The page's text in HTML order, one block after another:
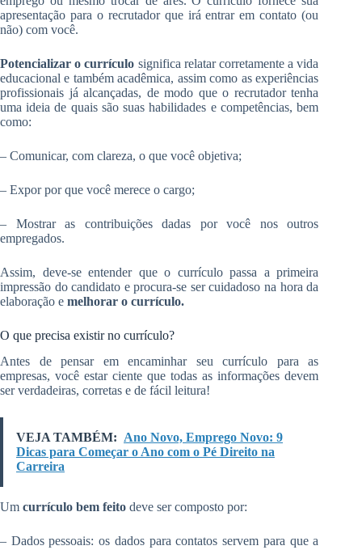
apresentação para o recrutador que irá entrar em contato (ou
não) com você.
Potencializar o currículo significa relatar corretamente a vida
educacional e também acadêmica, assim como as experiências
profissionais já alcançadas, de modo que o recrutador tenha
uma ideia de quais são suas habilidades e competências, bem
como:
– Comunicar, com clareza, o que você objetiva;
– Expor por que você merece o cargo;
– Mostrar as contribuições dadas por você nos outros
empregados.
Assim, deve-se entender que o currículo passa a primeira
impressão do candidato e procura-se ser cuidadoso na hora da
elaboração e melhorar o currículo.
O que precisa existir no currículo?
Antes de pensar em encaminhar seu currículo para as
empresas, você estar ciente que todas as informações devem
ser verdadeiras, corretas e de fácil leitura!
VEJA TAMBÉM: Ano Novo, Emprego Novo: 9
Dicas para Começar o Ano com o Pé Direito na
Carreira
Um currículo bem feito deve ser composto por:
– Dados pessoais: os dados para contatos servem para que a